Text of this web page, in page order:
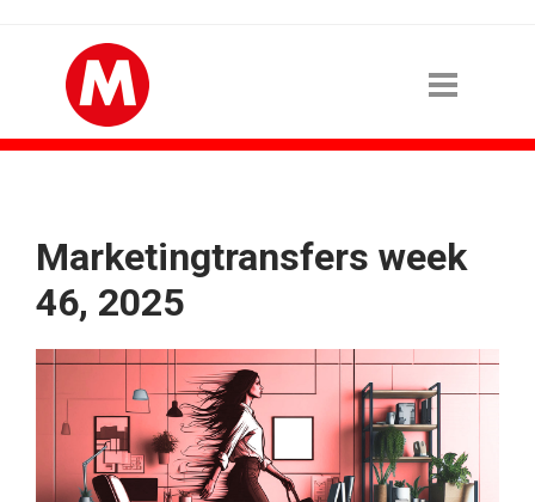
Marketingtransfers week
46, 2025